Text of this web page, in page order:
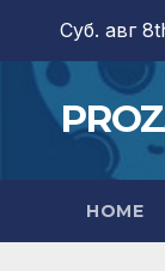
content
Суб. авг
HOME